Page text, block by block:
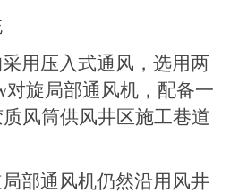
用压入式通风，选用两
旋局部通风机，配备一
风筒供风井区施工巷道
部通风机仍然沿用风井